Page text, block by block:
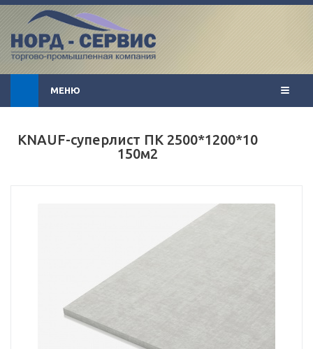
МЕНЮ
KNAUF-суперлист ПК 2500*1200*10
150м2